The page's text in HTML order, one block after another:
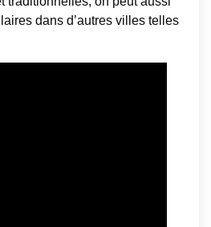
dans d’autres villes telles